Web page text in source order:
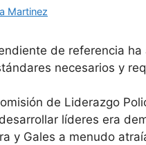
Martinez
de referencia
necesarios y
de Liderazgo
líderes era
y Gales a menudo